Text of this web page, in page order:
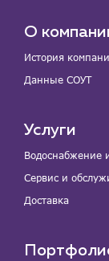
О
История
Данные СОУТ
Услуги
Водоснабжение
Сервис и
Доставка